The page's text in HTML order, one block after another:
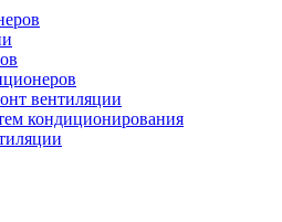
вентиляции
кондиционирования